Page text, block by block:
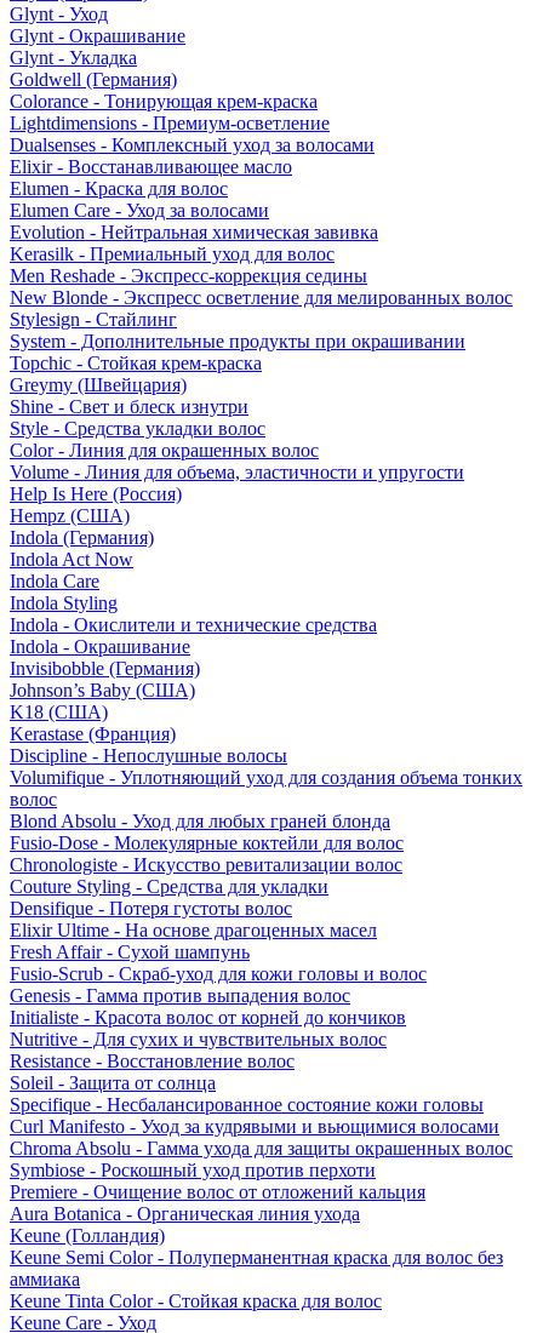
Glynt - Уход
Glynt - Окрашивание
Glynt - Укладка
Goldwell (Германия)
Colorance - Тонирующая крем-краска
Lightdimensions - Премиум-осветление
Dualsenses - Комплексный уход за волосами
Elixir - Восстанавливающее масло
Elumen - Краска для волос
Elumen Care - Уход за волосами
Evolution - Нейтральная химическая завивка
Kerasilk - Премиальный уход для волос
Men Reshade - Экспресс-коррекция седины
New Blonde - Экспресс осветление для мелированных волос
Stylesign - Стайлинг
System - Дополнительные продукты при окрашивании
Topchic - Стойкая крем-краска
Greymy (Швейцария)
Shine - Свет и блеск изнутри
Style - Средства укладки волос
Color - Линия для окрашенных волос
Volume - Линия для объема, эластичности и упругости
Help Is Here (Россия)
Hempz (США)
Indola (Германия)
Indola Act Now
Indola Care
Indola Styling
Indola - Окислители и технические средства
Indola - Окрашивание
Invisibobble (Германия)
Johnson’s Baby (США)
K18 (США)
Kerastase (Франция)
Discipline - Непослушные волосы
Volumifique - Уплотняющий уход для создания объема тонких
волос
Blond Absolu - Уход для любых граней блонда
Fusio-Dose - Молекулярные коктейли для волос
Chronologiste - Искусство ревитализации волос
Couture Styling - Средства для укладки
Densifique - Потеря густоты волос
Elixir Ultime - На основе драгоценных масел
Fresh Affair - Сухой шампунь
Fusio-Scrub - Скраб-уход для кожи головы и волос
Genesis - Гамма против выпадения волос
Initialiste - Красота волос от корней до кончиков
Nutritive - Для сухих и чувствительных волос
Resistance - Восстановление волос
Soleil - Защита от солнца
Specifique - Несбалансированное состояние кожи головы
Curl Manifesto - Уход за кудрявыми и вьющимися волосами
Chroma Absolu - Гамма ухода для защиты окрашенных волос
Symbiose - Роскошный уход против перхоти
Premiere - Очищение волос от отложений кальция
Aura Botanica - Органическая линия ухода
Keune (Голландия)
Keune Semi Color - Полуперманентная краска для волос без
аммиака
Keune Tinta Color - Стойкая краска для волос
Keune Care - Уход